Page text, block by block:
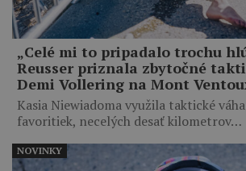
„Celé mi to pripadalo trochu
Reusser priznala zbytočné
Demi Vollering na Mont
Kasia Niewiadoma využila taktické
favoritiek, necelých desať kilometrov…
NOVINKY